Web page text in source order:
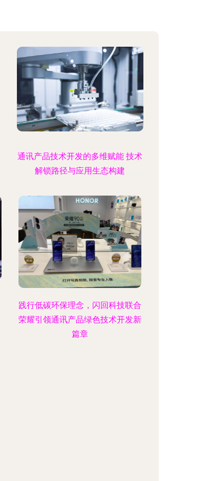
通讯产品技术开发的多维赋能 技术
解锁路径与应用生态构建
践行低碳环保理念，闪回科技联合
荣耀引领通讯产品绿色技术开发新
篇章